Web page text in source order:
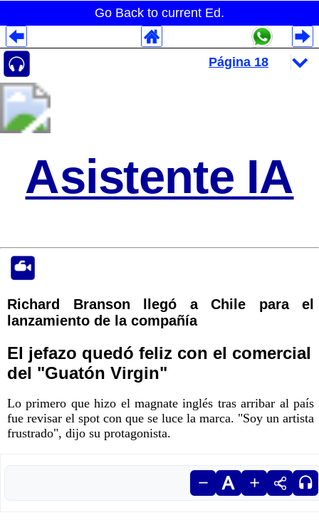
Go Back to current Ed.
Asistente IA
Richard Branson llegó a Chile para el
lanzamiento de la compañía
El jefazo quedó feliz con el comercial
del "Guatón Virgin"
Lo primero que hizo el magnate inglés tras arribar al país
fue revisar el spot con que se luce la marca. "Soy un artista
frustrado", dijo su protagonista.
Despliegues Analytics
Despliegues Totales
Despliegues por Rubros